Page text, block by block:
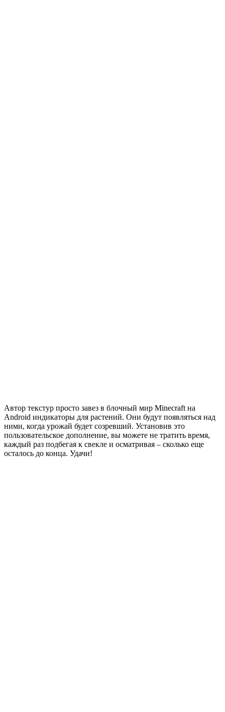
Автор текстур просто завез в блочный мир Minecraft на
Android индикаторы для растений. Они будут появляться над
ними, когда урожай будет созревший. Установив это
пользовательское дополнение, вы можете не тратить время,
каждый раз подбегая к свекле и осматривая – сколько еще
осталось до конца. Удачи!